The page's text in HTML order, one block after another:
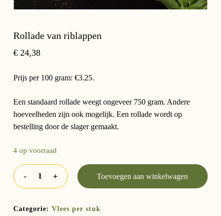
Rollade van riblappen
€24,38
Prijs per 100 gram: €3.25.
Een standaard rollade weegt ongeveer 750 gram. Andere
hoeveelheden zijn ook mogelijk. Een rollade wordt op
bestelling door de slager gemaakt.
4 op voorraad
Toevoegen aan winkelwagen
Categorie: Vlees per stuk